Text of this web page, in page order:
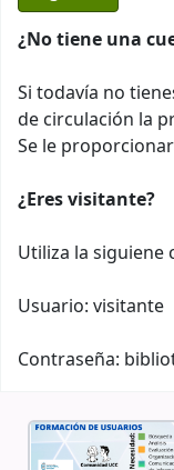
¿No tiene una
Si todavía no
de circulación la
Se le
¿Eres visitante?
Utiliza la siguiene
Usuario: visitante
Contraseña: